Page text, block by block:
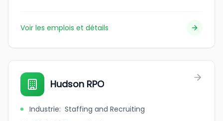
Voir les emplois et détails
Hudson RPO
Industrie: Staffing and Recruiting